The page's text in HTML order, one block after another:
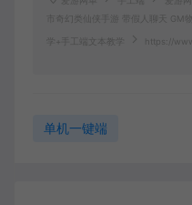
市奇幻类仙侠手游 带假人聊天 GM
学+手工端文本教学 https://
单机一键端